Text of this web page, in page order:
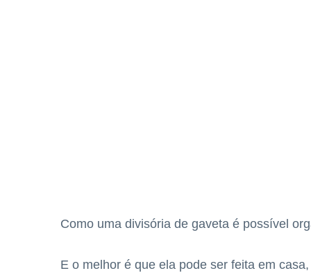
Como uma divisória de gaveta é possível
E o melhor é que ela pode ser feita em